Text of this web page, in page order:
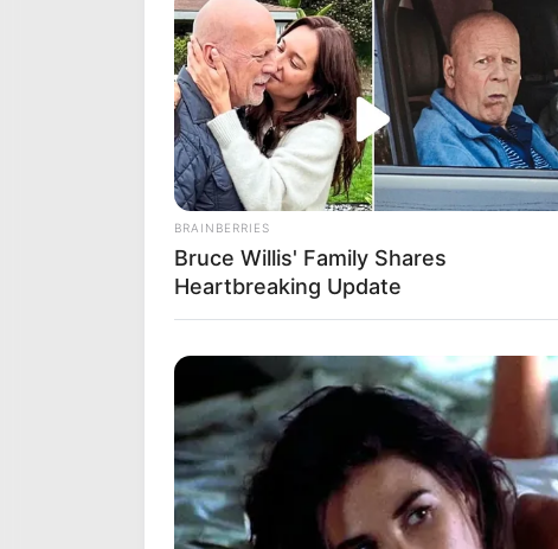
mais sa forme est optimale. S’il se fait
ZELORO (14) – Ascension fulgurante sur
ZELORO (14)vient de gagner avec la
hausse, mais il semble encore en
la PSF d’hiver et bénéficie d’un bon
son statut de favori.
Les Secondes Chances Qui
SKYLIGHT BROCHARD (1) – Solide
mais il a déjà prouvé sa compétitivité
les œillères. Il peut encore viser les
WESTMINSTER NIGHT (2) – À
WESTMINSTER NIGHT (2)n’a pas eu un
d’un meilleur numéro et reste très
confiant pour le voir se réhabiliter. Il
BRAINBERRIES
Bruce Willis' Family Shares
Heartbreaking Update